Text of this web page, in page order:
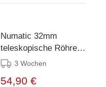
Numatic 32mm
teleskopische Röhre
RVS3 Wochen
54,90 €